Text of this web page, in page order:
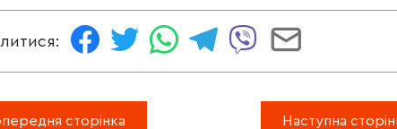
сторінка Наступна